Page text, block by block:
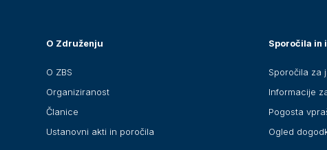
O Združenju
O ZBS
Organiziranost
Članice
Ustanovni akti in poročila
Sporočila in
Sporočila za
Informacije
Pogosta
Ogled